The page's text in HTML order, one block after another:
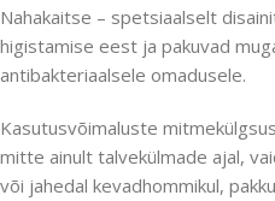
Nahakaitse – spetsiaalselt
higistamise eest ja pakuvad
antibakteriaalsele omadusele.
Kasutusvõimaluste
mitte ainult talvekülmade ajal,
või jahedal kevadhommikul,